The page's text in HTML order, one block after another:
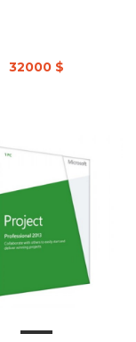
32000 $